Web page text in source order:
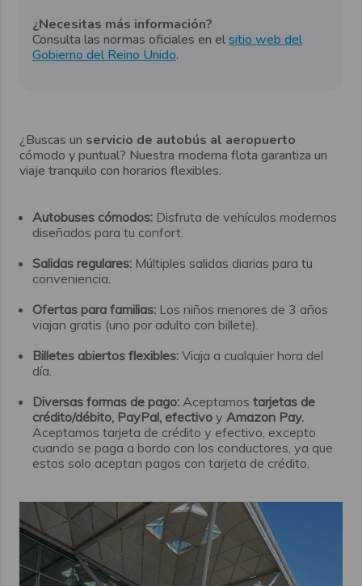
¿Necesitas más información?
Consulta las normas oficiales en elsitio web del
Gobierno del Reino Unido.
¿Buscas un servicio de autobús al aeropuerto
cómodo y puntual? Nuestra moderna flota garantiza un
viaje tranquilo con horarios flexibles.
Autobuses cómodos: Disfruta de vehículos modernos
diseñados para tu confort.
Salidas regulares: Múltiples salidas diarias para tu
conveniencia.
Ofertas para familias: Los niños menores de 3 años
viajan gratis (uno por adulto con billete).
Billetes abiertos flexibles: Viaja a cualquier hora del
día.
Diversas formas de pago: Aceptamos tarjetas de
crédito/débito, PayPal, efectivo y Amazon Pay.
Aceptamos tarjeta de crédito y efectivo, excepto
cuando se paga a bordo con los conductores, ya que
estos solo aceptan pagos con tarjeta de crédito.